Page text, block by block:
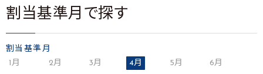
割当基準月で探す
割当基準月
1月
2月 3月 4月 5月 6月